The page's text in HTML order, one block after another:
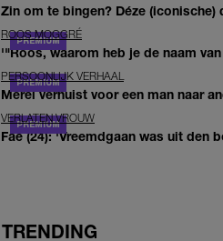
Zin om te bingen? Déze
ROOS MOGGRÉ
'"Roos, waarom heb je de naam
PERSOONLIJK VERHAAL
Merel verhuist voor een man naar
VERLATEN VROUW
Fae (24): 'Vreemdgaan was uit den
TRENDING